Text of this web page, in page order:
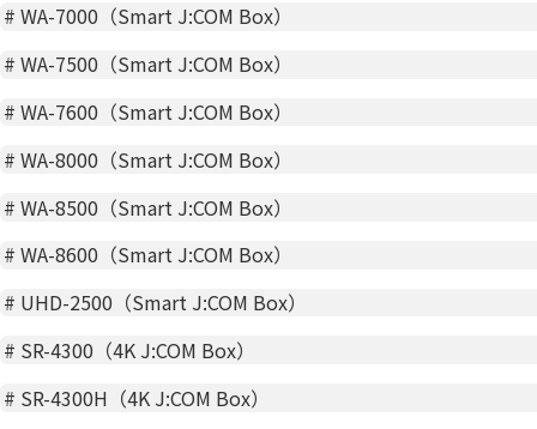
#WA-7000（Smart J:COM Box）
#WA-7500（Smart J:COM Box）
#WA-7600（Smart J:COM Box）
#WA-8000（Smart J:COM Box）
#WA-8500（Smart J:COM Box）
#WA-8600（Smart J:COM Box）
# UHD-2500（Smart J:COM Box）
# SR-4300（4K J:COM Box）
# SR-4300H（4K J:COM Box）